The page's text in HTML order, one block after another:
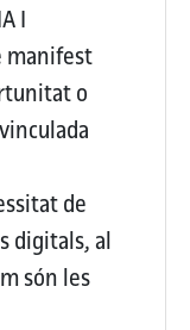
I
manifest
o
de
digitals, al
són les